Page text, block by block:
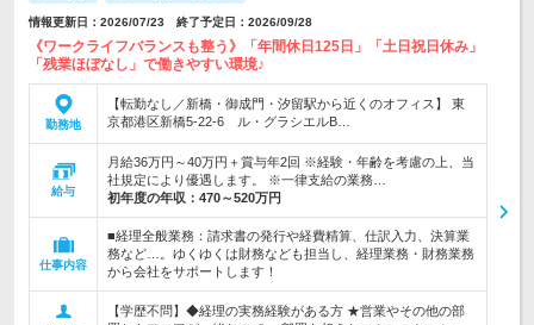
情報更新日：2026/07/23 終了予定日：2026/09/28
《ワークライフバランスも整う》「年間休日125日」「土日祝日休み」
「残業ほぼなし」で働きやすい環境♪
勤務地
【転勤なし／新橋・御成門・汐留駅から近くのオフィス】 東
京都港区新橋5-22-6 ル・グラシエルB…
給与
月給36万円～40万円＋賞与年2回 ※経験・年齢を考慮の上、当
社規定により優遇します。 ※一律支給の業務…
初年度の年収： 470～520万円
仕事内容
■経理全般業務：請求書の発行や経費精算、仕訳入力、決算業
務など…。ゆくゆくは財務なども担当し、経理業務・財務業務
から会社をサポートします！
【学歴不問】◆経理の実務経験がある方 ★営業やその他の部